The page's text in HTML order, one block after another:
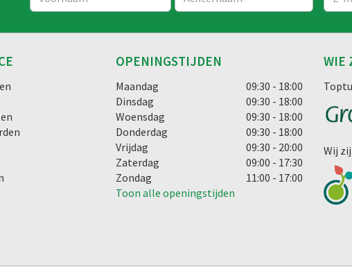
OPENINGSTIJDEN
Maandag
09:30 - 18:00
Dinsdag
09:30 - 18:00
Woensdag
09:30 - 18:00
Donderdag
09:30 - 18:00
Vrijdag
09:30 - 20:00
Zaterdag
09:00 - 17:30
Zondag
11:00 - 17:00
Toon alle openingstijden
WIE
Wij